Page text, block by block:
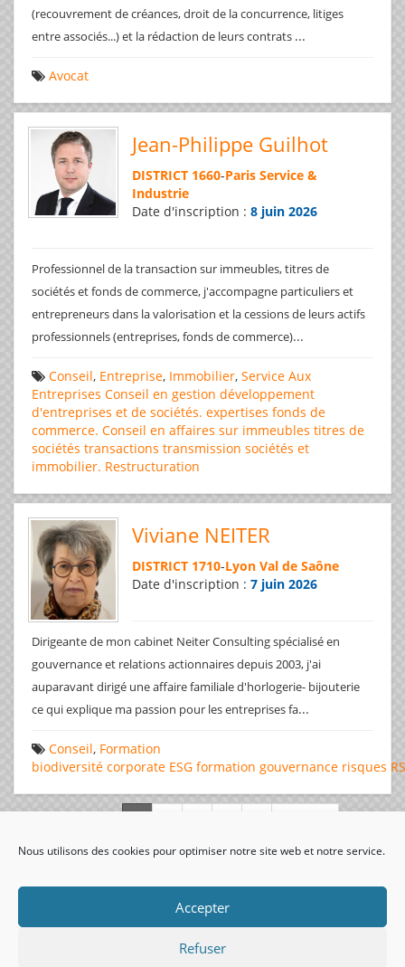
Nous utilisons des cookies pour optimiser notre site web et notre service.
Accepter
Refuser
(recouvrement de créances, droit de la concurrence, litiges
entre associés...) et la rédaction de leurs contrats ...
Avocat
Jean-Philippe Guilhot
DISTRICT 1660-Paris Service &
Industrie
Date d'inscription : 8 juin 2026
Professionnel de la transaction sur immeubles, titres de
sociétés et fonds de commerce, j'accompagne particuliers et
entrepreneurs dans la valorisation et la cessions de leurs actifs
professionnels (entreprises, fonds de commerce)...
Conseil, Entreprise, Immobilier, Service Aux
Entreprises Conseil en gestion développement
d'entreprises et de sociétés. expertises fonds de
commerce. Conseil en affaires sur immeubles titres de
sociétés transactions transmission sociétés et
immobilier. Restructuration
Viviane NEITER
DISTRICT 1710-Lyon Val de Saône
Date d'inscription : 7 juin 2026
Dirigeante de mon cabinet Neiter Consulting spécialisé en
gouvernance et relations actionnaires depuis 2003, j'ai
auparavant dirigé une affaire familiale d'horlogerie- bijouterie
ce qui explique ma passion pour les entreprises fa...
Conseil, Formation
biodiversité corporate ESG formation gouvernance risques
visiteurs uniques: